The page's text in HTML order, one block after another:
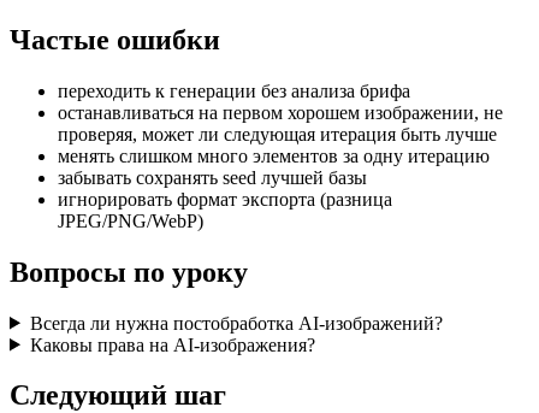
Частые ошибки
переходить к генерации без анализа брифа
останавливаться на первом хорошем изображении, не
проверяя, может ли следующая итерация быть лучше
менять слишком много элементов за одну итерацию
забывать сохранять seed лучшей базы
игнорировать формат экспорта (разница
JPEG/PNG/WebP)
Вопросы по уроку
Всегда ли нужна постобработка AI-изображений?
Каковы права на AI-изображения?
Следующий шаг